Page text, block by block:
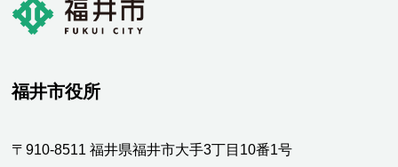
福井市役所
〒910-8511 福井県福井市大手3丁目10番1号